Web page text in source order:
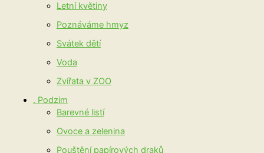
Letní květiny
Poznáváme hmyz
Svátek dětí
Voda
Zvířata v ZOO
. Podzim
Barevné listí
Ovoce a zelenina
Pouštění papírových draků